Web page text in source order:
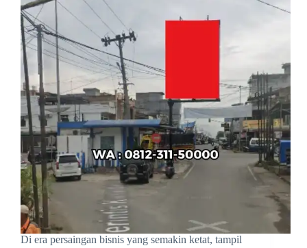
Di era persaingan bisnis yang semakin ketat, tampil